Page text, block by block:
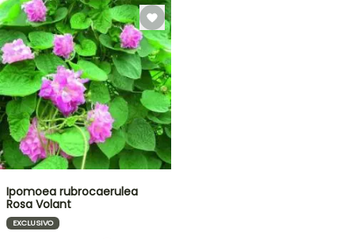
Ipomoea rubrocaerulea
Rosa Volant
EXCLUSIVO